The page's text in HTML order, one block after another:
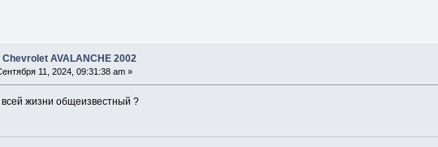
AVALANCHE 2002
11, 2024, 09:31:38 am »
всей жизни общеизвестный ?